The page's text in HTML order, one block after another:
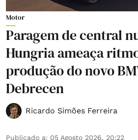
Motor
Paragem de central
Hungria ameaça
produção do novo
Debrecen
Ricardo Simões Ferreira
Publicado a: 05 Agosto 2026, 20:22